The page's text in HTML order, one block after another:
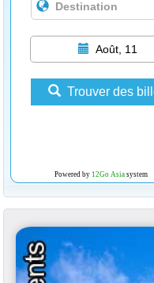
Août, 11
Trouver des
Powered by 12Go Asiasystem